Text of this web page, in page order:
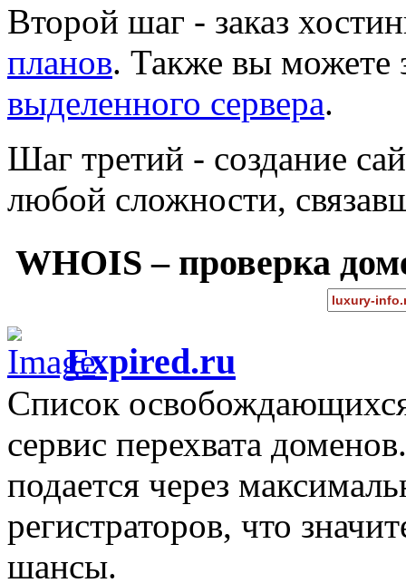
Второй шаг - заказ
планов. Также вы можете
выделенного сервера.
Шаг третий - создание
любой сложности,
WHOIS – проверка
Expired.ru
Список
сервис перехвата
подается через
регистраторов, что
шансы.